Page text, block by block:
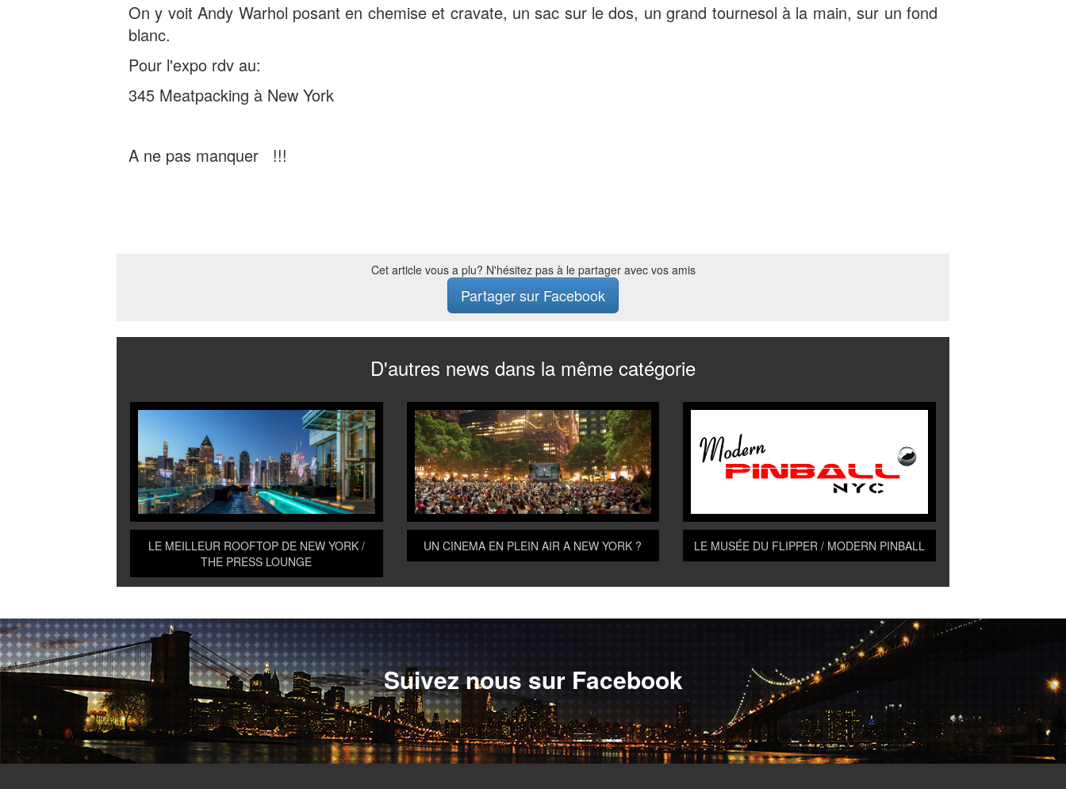
On y voit Andy Warhol posant en chemise et cravate, un sac sur le dos, un grand tournesol à la main, sur un fond
blanc.
Pour l'expo rdv au:
345 Meatpacking à New York
A ne pas manquer !!!
Cet article vous a plu? N'hésitez pas à le partager avec vos amis
Partager sur Facebook
D'autres news dans la même catégorie
LE MEILLEUR ROOFTOP DE NEW YORK /
THE PRESS LOUNGE
UN CINEMA EN PLEIN AIR A NEW YORK ? LE MUSÉE DU FLIPPER / MODERN PINBALL
Suivez nous sur Facebook